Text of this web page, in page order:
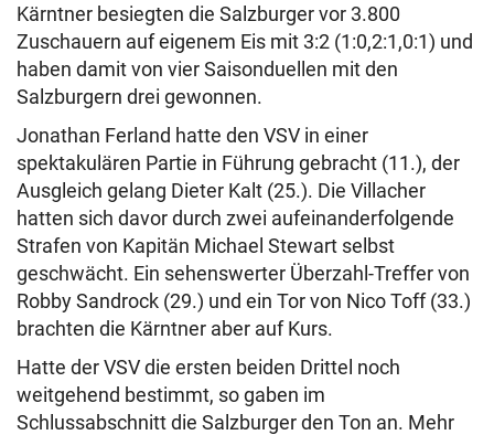
Kärntner besiegten die Salzburger vor 3.800
Zuschauern auf eigenem Eis mit 3:2 (1:0,2:1,0:1) und
haben damit von vier Saisonduellen mit den
Salzburgern drei gewonnen.
Jonathan Ferland hatte den VSV in einer
spektakulären Partie in Führung gebracht (11.), der
Ausgleich gelang Dieter Kalt (25.). Die Villacher
hatten sich davor durch zwei aufeinanderfolgende
Strafen von Kapitän Michael Stewart selbst
geschwächt. Ein sehenswerter Überzahl-Treffer von
Robby Sandrock (29.) und ein Tor von Nico Toff (33.)
brachten die Kärntner aber auf Kurs.
Hatte der VSV die ersten beiden Drittel noch
weitgehend bestimmt, so gaben im
Schlussabschnitt die Salzburger den Ton an. Mehr